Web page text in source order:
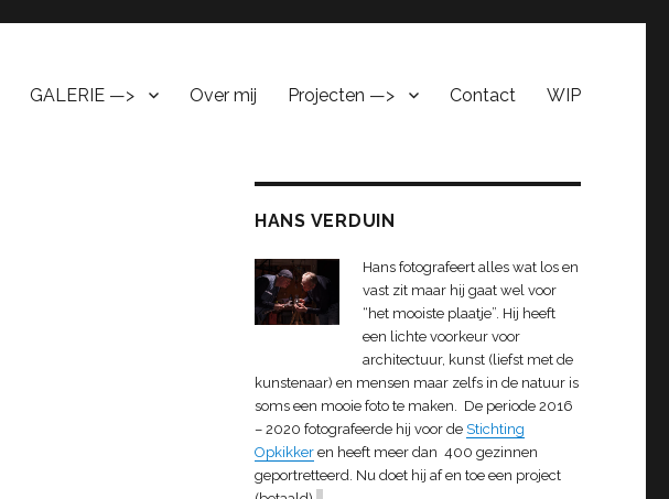
GALERIE —> Over mij Projecten —> Contact WIP
HANS VERDUIN
Hans fotografeert alles wat los en
vast zit maar hij gaat wel voor
“het mooiste plaatje”. Hij heeft
een lichte voorkeur voor
architectuur, kunst (liefst met de
kunstenaar) en mensen maar zelfs in de natuur is
soms een mooie foto te maken. De periode 2016
– 2020 fotografeerde hij voor de Stichting
Opkikkeren heeft meer dan 400 gezinnen
geportretteerd. Nu doet hij af en toe een project